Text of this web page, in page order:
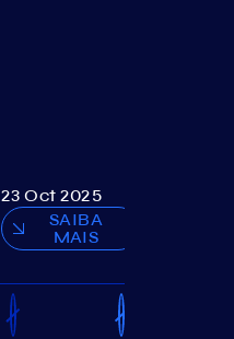
23 Oct 2025
SAIBA
MAIS